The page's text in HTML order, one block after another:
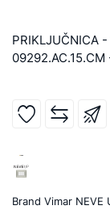
PRIKLJUČNICA
09292.AC.15.CM
Brand Vimar NEVE